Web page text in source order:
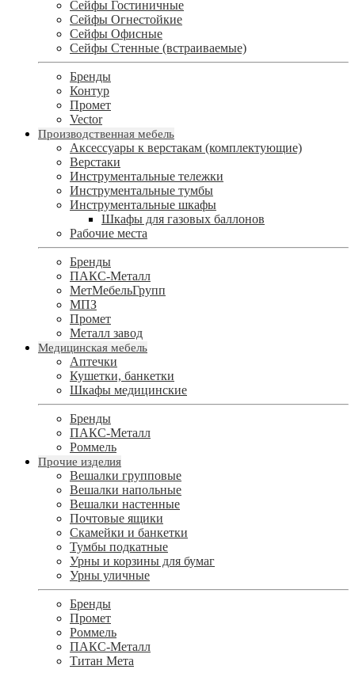
Сейфы Гостиничные
Сейфы Огнестойкие
Сейфы Офисные
Сейфы Стенные (встраиваемые)
Бренды
Контур
Промет
Vector
Производственная мебель
Аксессуары к верстакам (комплектующие)
Верстаки
Инструментальные тележки
Инструментальные тумбы
Инструментальные шкафы
Шкафы для газовых баллонов
Рабочие места
Бренды
ПАКС-Металл
МетМебельГрупп
МПЗ
Промет
Металл завод
Медицинская мебель
Аптечки
Кушетки, банкетки
Шкафы медицинские
Бренды
ПАКС-Металл
Роммель
Прочие изделия
Вешалки групповые
Вешалки напольные
Вешалки настенные
Почтовые ящики
Скамейки и банкетки
Тумбы подкатные
Урны и корзины для бумаг
Урны уличные
Бренды
Промет
Роммель
ПАКС-Металл
Титан Мета